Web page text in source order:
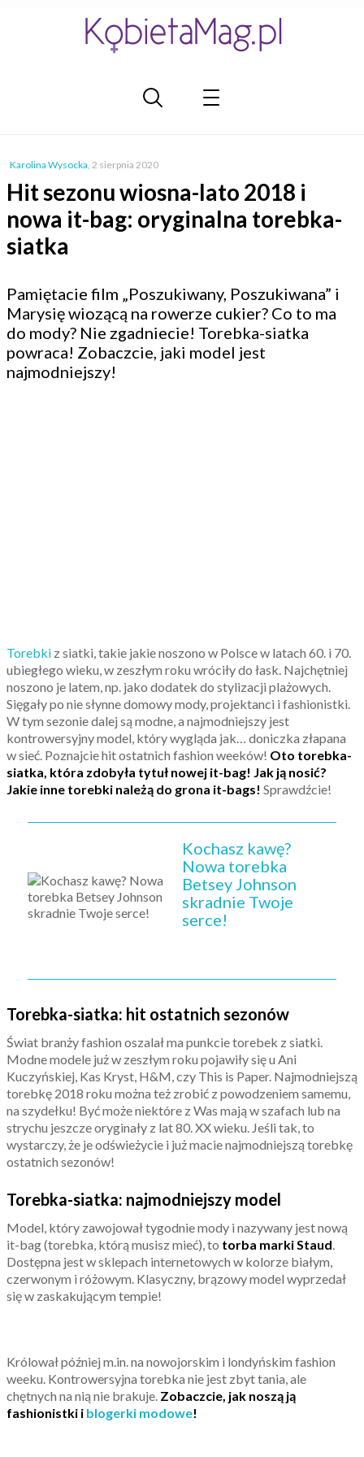
Karolina Wysocka, 2 sierpnia 2020
Hit sezonu wiosna-lato 2018 i
nowa it-bag: oryginalna torebka-
siatka
Pamiętacie film „Poszukiwany, Poszukiwana” i
Marysię wiozącą na rowerze cukier? Co to ma
do mody? Nie zgadniecie! Torebka-siatka
powraca! Zobaczcie, jaki model jest
najmodniejszy!
Torebki z siatki, takie jakie noszono w Polsce w latach 60. i 70.
ubiegłego wieku, w zeszłym roku wróciły do łask. Najchętniej
noszono je latem, np. jako dodatek do stylizacji plażowych.
Sięgały po nie słynne domowy mody, projektanci i fashionistki.
W tym sezonie dalej są modne, a najmodniejszy jest
kontrowersyjny model, który wygląda jak… doniczka złapana
w sieć. Poznajcie hit ostatnich fashion weeków! Oto torebka-
siatka, która zdobyła tytuł nowej it-bag! Jak ją nosić?
Jakie inne torebki należą do grona it-bags! Sprawdźcie!
Kochasz kawę?
Nowa torebka
Betsey Johnson
skradnie Twoje
serce!
Torebka-siatka: hit ostatnich sezonów
Świat branży fashion oszalał ma punkcie torebek z siatki.
Modne modele już w zeszłym roku pojawiły się u Ani
Kuczyńskiej, Kas Kryst, H&M, czy This is Paper. Najmodniejszą
torebkę 2018 roku można też zrobić z powodzeniem samemu,
na szydełku! Być może niektóre z Was mają w szafach lub na
strychu jeszcze oryginały z lat 80. XX wieku. Jeśli tak, to
wystarczy, że je odświeżycie i już macie najmodniejszą torebkę
ostatnich sezonów!
Torebka-siatka: najmodniejszy model
Model, który zawojował tygodnie mody i nazywany jest nową
it-bag (torebka, którą musisz mieć), to torba marki Staud.
Dostępna jest w sklepach internetowych w kolorze białym,
czerwonym i różowym. Klasyczny, brązowy model wyprzedał
się w zaskakującym tempie!
Królował później m.in. na nowojorskim i londyńskim fashion
weeku. Kontrowersyjna torebka nie jest zbyt tania, ale
chętnych na nią nie brakuje. Zobaczcie, jak noszą ją
fashionistki i blogerki modowe!